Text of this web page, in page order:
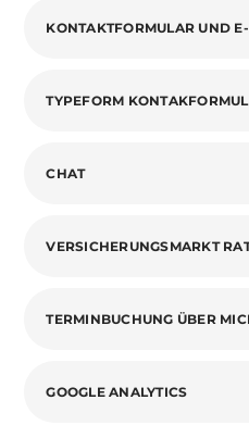
KONTAKTFORMULAR UND
TYPEFORM
CHAT
VERSICHERUNGSMARKT
TERMINBUCHUNG ÜBER
GOOGLE ANALYTICS